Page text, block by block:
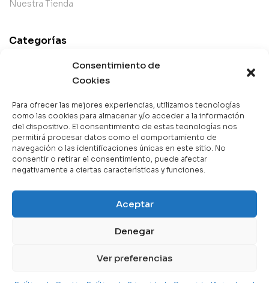
Consentimiento de
Cookies
Para ofrecer las mejores experiencias, utilizamos tecnologías
como las cookies para almacenar y/o acceder a la información
del dispositivo. El consentimiento de estas tecnologías nos
permitirá procesar datos como el comportamiento de
navegación o las identificaciones únicas en este sitio. No
consentir o retirar el consentimiento, puede afectar
negativamente a ciertas características y funciones.
Aceptar
Denegar
Ver preferencias
Nuestra Tienda
Categorías
Mejor Valorados
Libros en Oferta
Novedades
Copyright © 2025 Books & Co. Todos los derechos